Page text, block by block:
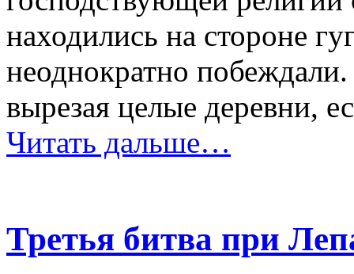
находились на стороне
неоднократно
вырезая целые деревни,
Читать дальше…
Третья битва при